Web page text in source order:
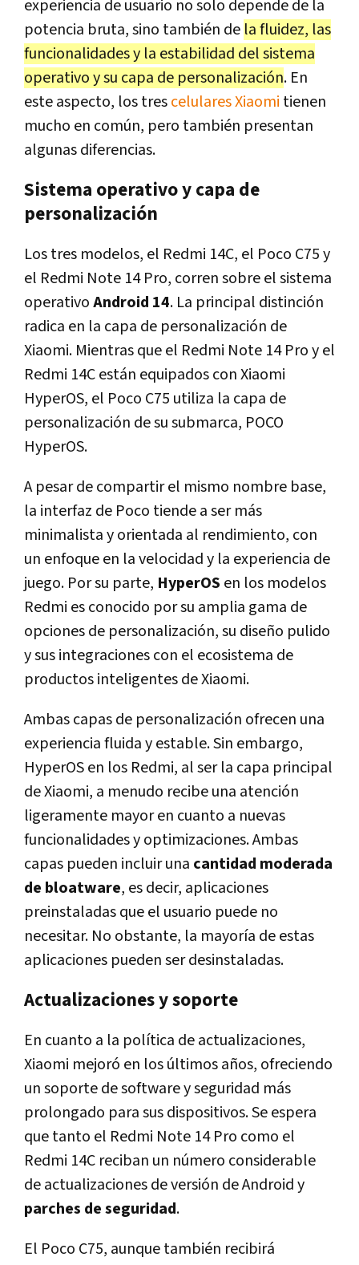
experiencia de usuario no solo depende de la
potencia bruta, sino también de la fluidez, las
funcionalidades y la estabilidad del sistema
operativo y su capa de personalización. En
este aspecto, los trescelulares Xiaomi tienen
mucho en común, pero también presentan
algunas diferencias.
Sistema operativo y capa de
personalización
Los tres modelos, el Redmi 14C, el Poco C75 y
el Redmi Note 14 Pro, corren sobre el sistema
operativoAndroid 14. La principal distinción
radica en la capa de personalización de
Xiaomi. Mientras que el Redmi Note 14 Pro y el
Redmi 14C están equipados con Xiaomi
HyperOS, el Poco C75 utiliza la capa de
personalización de su submarca, POCO
HyperOS.
A pesar de compartir el mismo nombre base,
la interfaz de Poco tiende a ser más
minimalista y orientada al rendimiento, con
un enfoque en la velocidad y la experiencia de
juego. Por su parte, HyperOS en los modelos
Redmi es conocido por su amplia gama de
opciones de personalización, su diseño pulido
y sus integraciones con el ecosistema de
productos inteligentes de Xiaomi.
Ambas capas de personalización ofrecen una
experiencia fluida y estable. Sin embargo,
HyperOS en los Redmi, al ser la capa principal
de Xiaomi, a menudo recibe una atención
ligeramente mayor en cuanto a nuevas
funcionalidades y optimizaciones. Ambas
capas pueden incluir una cantidad moderada
de bloatware, es decir, aplicaciones
preinstaladas que el usuario puede no
necesitar. No obstante, la mayoría de estas
aplicaciones pueden ser desinstaladas.
Actualizaciones y soporte
En cuanto a la política de actualizaciones,
Xiaomi mejoró en los últimos años, ofreciendo
un soporte de software y seguridad más
prolongado para sus dispositivos. Se espera
que tanto el Redmi Note 14 Pro como el
Redmi 14C reciban un número considerable
de actualizaciones de versión de Android y
parches de seguridad.
El Poco C75, aunque también recibirá